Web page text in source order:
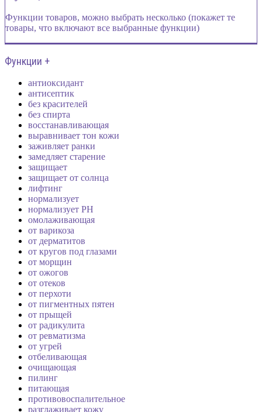
Функции товаров, можно выбрать несколько (покажет те
товары, что включают все выбранные функции)
Функции +
антиоксидант
антисептик
без красителей
без спирта
восстанавливающая
выравнивает тон кожи
заживляет ранки
замедляет старение
защищает
защищает от солнца
лифтинг
нормализует
нормализует PH
омолаживающая
от варикоза
от дерматитов
от кругов под глазами
от морщин
от ожогов
от отеков
от перхоти
от пигментных пятен
от прыщей
от радикулита
от ревматизма
от угрей
отбеливающая
очищающая
пилинг
питающая
противовоспалительное
разглаживает кожу